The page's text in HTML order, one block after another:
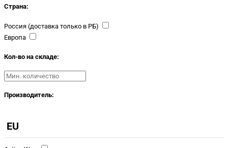
Страна:
Россия (доставка только в РБ)
Европа
Кол-во на складе:
Производитель:
EU